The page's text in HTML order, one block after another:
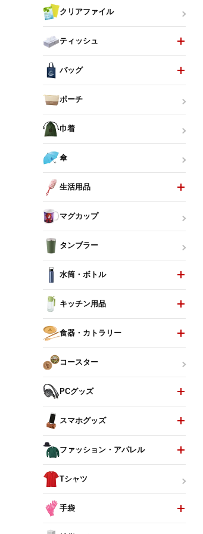
クリアファイル
ティッシュ
バッグ
ポーチ
巾着
傘
生活用品
マグカップ
タンブラー
水筒・ボトル
キッチン用品
食器・カトラリー
コースター
PCグッズ
スマホグッズ
ファッション・アパレル
Tシャツ
手袋